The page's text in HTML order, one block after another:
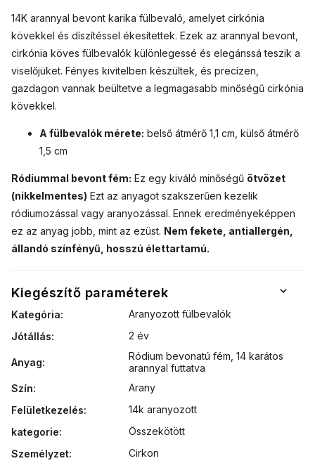
14K arannyal bevont karika fülbevaló, amelyet cirkónia
kövekkel és díszítéssel ékesítettek. Ezek az arannyal bevont,
cirkónia köves fülbevalók különlegessé és elegánssá teszik a
viselőjüket. Fényes kivitelben készültek, és precízen,
gazdagon vannak beültetve a legmagasabb minőségű cirkónia
kövekkel.
A fülbevalók mérete: belső átmérő 1,1 cm, külső átmérő
1,5 cm
Ródiummal bevont fém: Ez egy kiváló minőségű ötvözet
(nikkelmentes) Ezt az anyagot szakszerűen kezelik
ródiumozással vagy aranyozással. Ennek eredményeképpen
ez az anyag jobb, mint az ezüst. Nem fekete, antiallergén,
állandó színfényű, hosszú élettartamú.
Kiegészítő paraméterek
Kategória:
Aranyozott fülbevalók
Jótállás: 2 év
Anyag:
Ródium bevonatú fém 14 karátos
arannyal futtatva
Szín:
Arany
Felületkezelés:
14k aranyozott
kategorie:
Összekötött
Személyzet: Cirkon